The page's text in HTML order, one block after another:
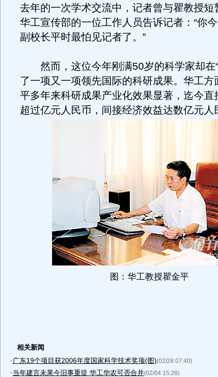
去年的一次学术交流中，记者曾与瞿教授短
华工宣传部的一位工作人员告诉记者：“你
副校长平时最怕见记者了。”
然而，这位今年刚满50岁的科学家却在“
了一项又一项领先国际的科研成果。华工方
平多年来科研成果产业化效果显著，迄今直
超过亿元人民币，间接经济效益达数亿元人
图：华工教授瞿金平
相关新闻
· 广东19个项目获2006年度国家科学技术奖项(图)(02/28 07:40)
·当年建言未果今旧事重提 华工华农可否合并(02/04 15:28)